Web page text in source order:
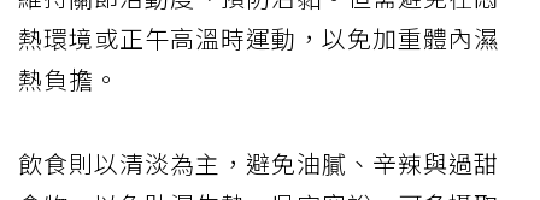
熱環境或正午高溫時運動，以免加重體內濕
熱負擔。
飲食則以清淡為主，避免油膩、辛辣與過甜